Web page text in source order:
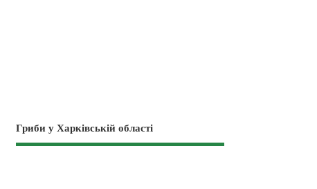
Гриби у Харківській області